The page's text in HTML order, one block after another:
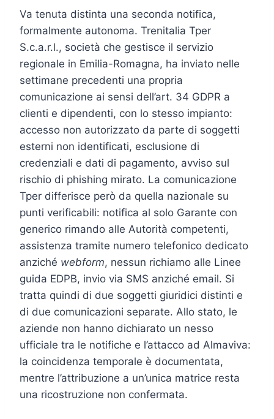
Va tenuta distinta una seconda notifica,
formalmente autonoma. Trenitalia Tper
S.c.a.r.l., società che gestisce il servizio
regionale in Emilia-Romagna, ha inviato nelle
settimane precedenti una propria
comunicazione ai sensi dell’art. 34 GDPR a
clienti e dipendenti, con lo stesso impianto:
accesso non autorizzato da parte di soggetti
esterni non identificati, esclusione di
credenziali e dati di pagamento, avviso sul
rischio di phishing mirato. La comunicazione
Tper differisce però da quella nazionale su
punti verificabili: notifica al solo Garante con
generico rimando alle Autorità competenti,
assistenza tramite numero telefonico dedicato
anziché webform, nessun richiamo alle Linee
guida EDPB, invio via SMS anziché email. Si
tratta quindi di due soggetti giuridici distinti e
di due comunicazioni separate. Allo stato, le
aziende non hanno dichiarato un nesso
ufficiale tra le notifiche e l’attacco ad Almaviva:
la coincidenza temporale è documentata,
mentre l’attribuzione a un’unica matrice resta
una ricostruzione non confermata.